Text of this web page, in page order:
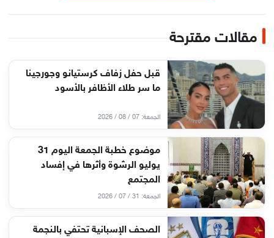
مقالات مقترحة
قبل حفل زفاف كرستيانو وجورجينا
ما سر طلاء الأظافر بالأسود
الجمعة: 07 / 08 / 2026
موضوع خطبة الجمعة اليوم 31
يوليو الرشوة وأثرها في إفساد
المجتمع
الجمعة: 31 / 07 / 2026
الصحف الإسبانية تحتفي بالنجمة